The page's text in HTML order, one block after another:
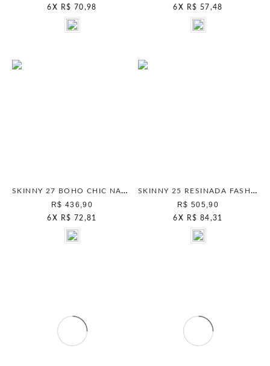
6 X R$ 70,98 6 X R$ 57,48
SKINNY 27 BOHO CHIC NATURAL
R$ 436,90
6 X R$ 72,81
SKINNY 25 RESINADA FASHION DARK CAMPY
R$ 505,90
6 X R$ 84,31